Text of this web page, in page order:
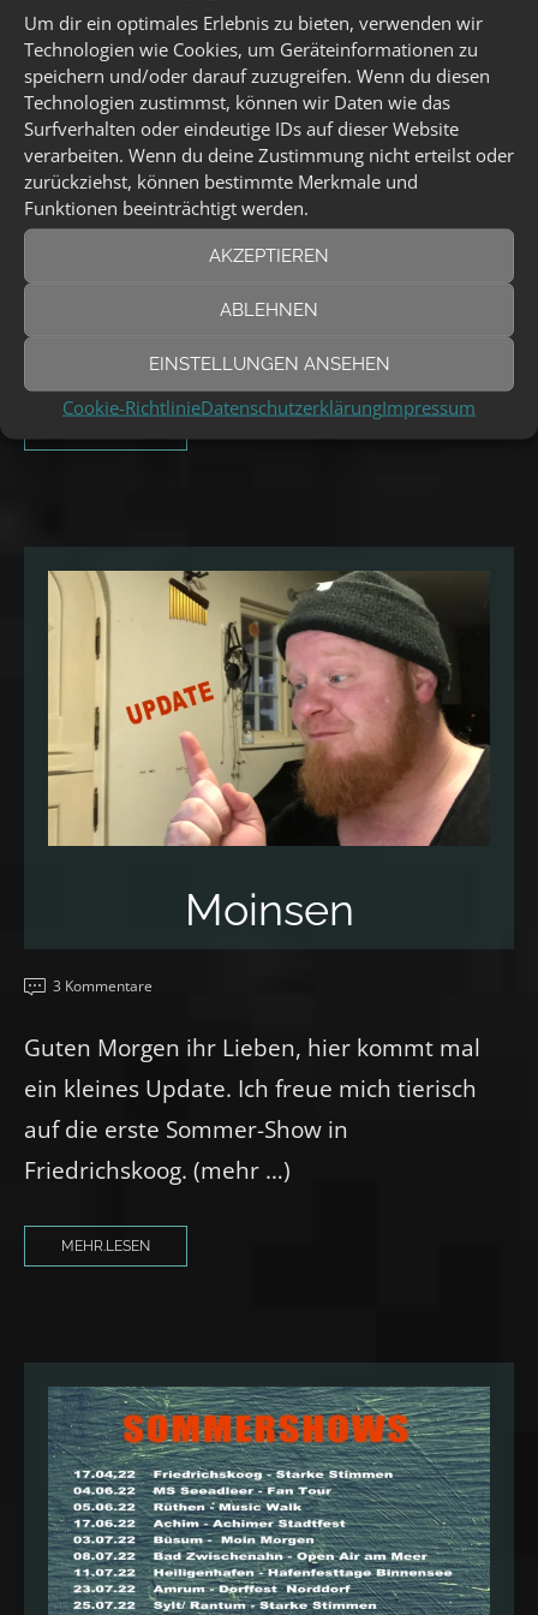
Um dir ein optimales Erlebnis zu bieten, verwenden wir
Technologien wie Cookies, um Geräteinformationen zu
speichern und/oder darauf zuzugreifen. Wenn du diesen
Technologien zustimmst, können wir Daten wie das
Surfverhalten oder eindeutige IDs auf dieser Website
verarbeiten. Wenn du deine Zustimmung nicht erteilst oder
zurückziehst, können bestimmte Merkmale und
Funktionen beeinträchtigt werden.
AKZEPTIEREN
ABLEHNEN
EINSTELLUNGEN ANSEHEN
Cookie-RichtlinieDatenschutzerklärungImpressum
Hier kommen die ersten
Sommer – Termine
2 Kommentare
Moin Freunde, das Booking für diesen
Sommer läuft bereits auf hochtouren vieles
wird sich allerdings erst noch ergeben.
(mehr …)
Moinsen
3 Kommentare
Guten Morgen ihr Lieben, hier kommt mal
ein kleines Update. Ich freue mich tierisch
auf die erste Sommer-Show in
Friedrichskoog. (mehr …)
MEHR.LESEN